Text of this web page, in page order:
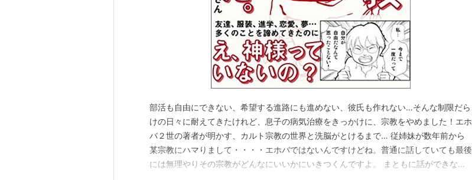
部活も自由にできない、希望する進路にも進めない、彼氏も作れない…そんな制限だら
けの日々に耐えてきたけれど、息子の病気治療をきっかけに、宗教をやめました！エホ
バ２世の著者が明かす、カルト宗教の世界と洗脳がとけるまで… 従姉妹が数年前から
某宗教にハマりまして・・・・エホバではないんですけどね。普通に話していても最後
には無理やりその宗教がどんなにいいかにいきつくんですよ。 まともに話ができない